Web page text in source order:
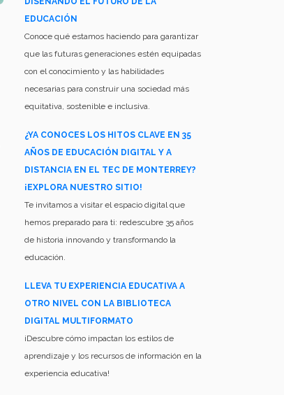
EDUCACIÓN
Conoce qué estamos haciendo para garantizar
que las futuras generaciones estén equipadas
con el conocimiento y las habilidades
necesarias para construir una sociedad más
equitativa, sostenible e inclusiva.
¿YA CONOCES LOS HITOS CLAVE EN 35
AÑOS DE EDUCACIÓN DIGITAL Y A
DISTANCIA EN EL TEC DE MONTERREY?
¡EXPLORA NUESTRO SITIO!
Te invitamos a visitar el espacio digital que
hemos preparado para ti: redescubre 35 años
de historia innovando y transformando la
educación.
LLEVA TU EXPERIENCIA EDUCATIVA A
OTRO NIVEL CON LA BIBLIOTECA
DIGITAL MULTIFORMATO
¡Descubre cómo impactan los estilos de
aprendizaje y los recursos de información en la
experiencia educativa!